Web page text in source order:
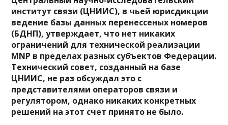
институт связи (ЦНИИС), в чьей юрисдикции
ведение базы данных перенессеных номеров
(БДНП), утверждает, что нет никаких
ограничений для технической реализации
MNP в пределах разных субъектов Федерации.
Технический совет, созданный на базе
ЦНИИС, не раз обсуждал это с
представителями операторов связи и
регулятором, однако никаких конкретных
решений на этот счет принято не было.